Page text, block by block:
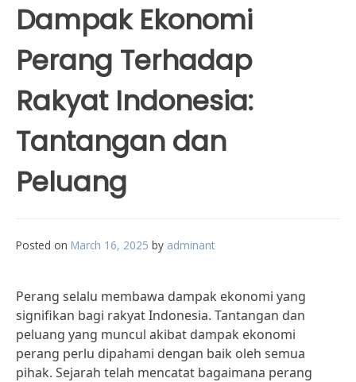
Dampak Ekonomi
Perang Terhadap
Rakyat Indonesia:
Tantangan dan
Peluang
Posted on March 16, 2025 by adminant
Perang selalu membawa dampak ekonomi yang
signifikan bagi rakyat Indonesia. Tantangan dan
peluang yang muncul akibat dampak ekonomi
perang perlu dipahami dengan baik oleh semua
pihak. Sejarah telah mencatat bagaimana perang